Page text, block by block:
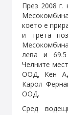
През 2008 г.
което е
и трета
лева и
Челните
ООД, Кен
Карол
ООД.
Сред